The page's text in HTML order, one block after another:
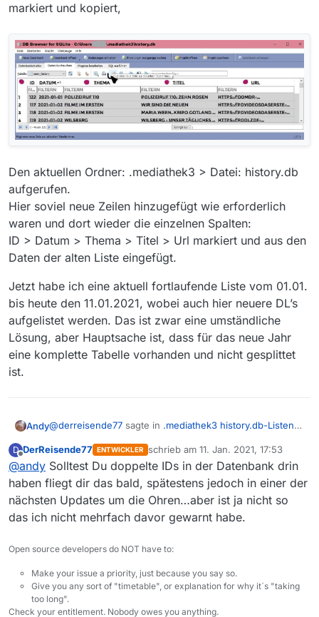
markiert und kopiert,
Den aktuellen Ordner: .mediathek3 > Datei: history.db
aufgerufen.
Hier soviel neue Zeilen hinzugefügt wie erforderlich
waren und dort wieder die einzelnen Spalten:
ID > Datum > Thema > Titel > Url markiert und aus den
Daten der alten Liste eingefügt.
Jetzt habe ich eine aktuell fortlaufende Liste vom 01.01.
bis heute den 11.01.2021, wobei auch hier neuere DL’s
aufgelistet werden. Das ist zwar eine umständliche
Lösung, aber Hauptsache ist, dass für das neue Jahr
eine komplette Tabelle vorhanden und nicht gesplittet
ist.
Andy@derreisende77 sagte in .mediathek3 history.db-Listen
Mein Rat: Nimm die größere DB
Ich habe vorläufig das Problem ohne Experimente und
Daten-Veränderungen gelöst.
Aus der Tabelle/Liste “History 26.07.20 - 07.01.21.db” die
jede Spalte einzelnd: ID > Datum > Thema > Titel > Url
markiert und kopiert,
D
Offline
DerReisende77 ENTWICKLER schrieb am 11. Jan. 2021, 17:53
zuletzt editiert von
@andy Solltest Du doppelte IDs in der Datenbank drin
haben fliegt dir das bald, spätestens jedoch in einer der
nächsten Updates um die Ohren…aber ist ja nicht so
das ich nicht mehrfach davor gewarnt habe.
Open source developers do NOT have to:
Make your issue a priority, just because you say so.
Give you any sort of "timetable", or explanation for why it´s "taking
too long".
Check your entitlement. Nobody owes you anything.